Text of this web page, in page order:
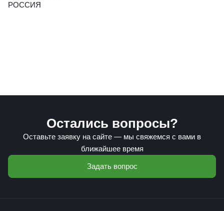
РОССИЯ
Остались вопросы?
Оставьте заявку на сайте — мы свяжемся с вами в
ближайшее время
Задать вопрос